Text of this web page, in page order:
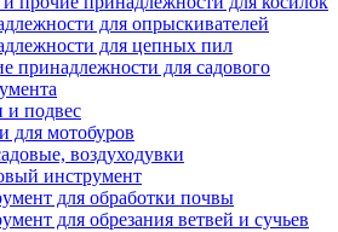
для опрыскивателей
для цепных пил
принадлежности для садового
и подвес
для мотобуров
воздуходувки
инструмент
для обработки почвы
для обрезания ветвей и сучьев